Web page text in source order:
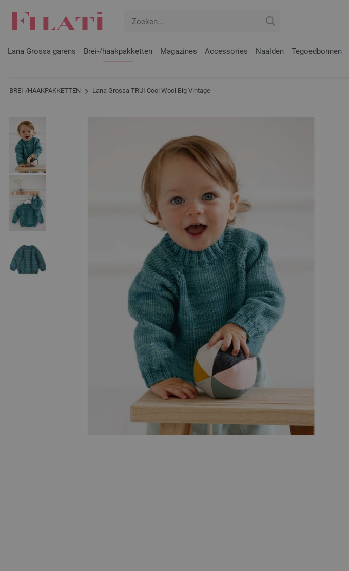
Lana Grossa garens Brei-/haakpakketten Magazines Accessories Naalden Tegoedbonnen
BREI-/HAAKPAKKETTEN Lana Grossa TRUI Cool Wool Big Vintage